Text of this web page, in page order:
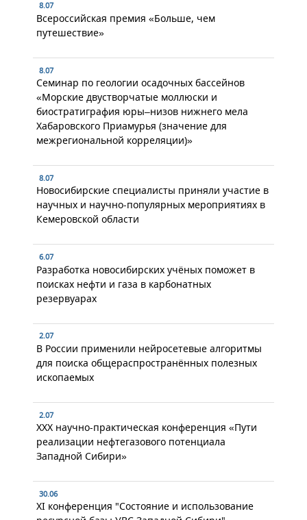
8.07
Всероссийская премия «Больше, чем
путешествие»
8.07
Семинар по геологии осадочных бассейнов
«Морские двустворчатые моллюски и
биостратиграфия юры–низов нижнего мела
Хабаровского Приамурья (значение для
межрегиональной корреляции)»
8.07
Новосибирские специалисты приняли участие в
научных и научно-популярных мероприятиях в
Кемеровской области
6.07
Разработка новосибирских учёных поможет в
поисках нефти и газа в карбонатных
резервуарах
2.07
В России применили нейросетевые алгоритмы
для поиска общераспространённых полезных
ископаемых
2.07
XXX научно-практическая конференция «Пути
реализации нефтегазового потенциала
Западной Сибири»
30.06
XI конференция "Состояние и использование